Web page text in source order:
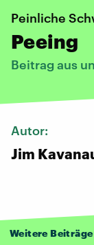
Peinliche
Peeing
Beitrag aus
Autor:
Jim
Weitere Beiträge